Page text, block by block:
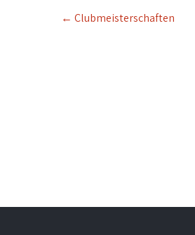
Post
navigation
← Clubmeisterschaften